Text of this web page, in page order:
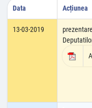
Data Acțiunea
13-03-2019